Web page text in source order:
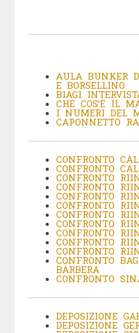
AULA BUNKER
E BORSELLINO
BIAGI
CHE COS’È IL
I NUMERI DEL
CAPONNETTO
CONFRONTO
CONFRONTO
CONFRONTO
CONFRONTO
CONFRONTO
CONFRONTO
CONFRONTO
CONFRONTO
CONFRONTO
CONFRONTO
CONFRONTO
CONFRONTO
BARBERA
CONFRONTO
DEPOSIZIONE
DEPOSIZIONE